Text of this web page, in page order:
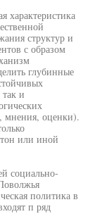
характеристика
структур и
с образом
глубинные
и
мнения, оценки).
или иной
социально-
политика в
п ряд